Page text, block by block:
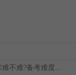
2027电子科学与技术难不难?备考难度全解析